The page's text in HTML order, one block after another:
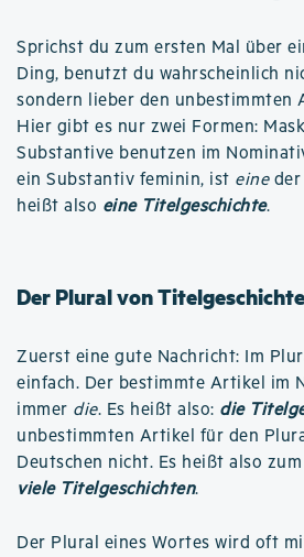
Sprichst du zum ersten Mal über
Ding, benutzt du wahrscheinlich
sondern lieber den unbestimmten
Hier gibt es nur zwei Formen:
Substantive benutzen im
ein Substantiv feminin, ist eineder
heißt also eine Titelgeschichte.
Der Plural von Titelgeschichte
Zuerst eine gute Nachricht: Im
einfach. Der bestimmte Artikel im
immer die. Es heißt also: die
unbestimmten Artikel für den
Deutschen nicht. Es heißt also
viele Titelgeschichten.
Der Plural eines Wortes wird oft